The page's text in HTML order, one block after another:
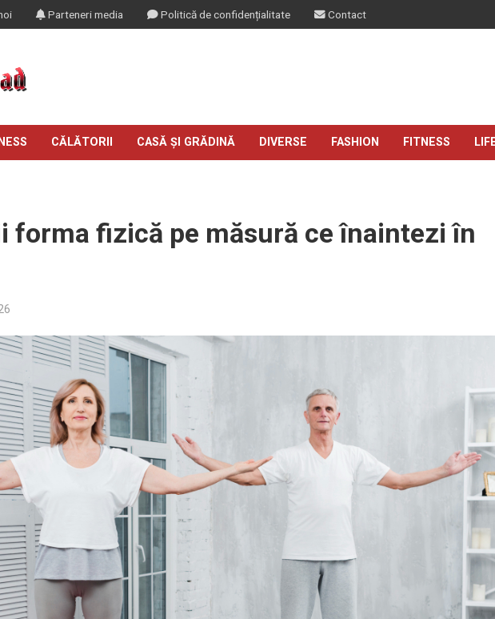
Parteneri media Politică de confidențialitate Contact
CĂLĂTORII CASĂ ȘI GRĂDINĂ DIVERSE FASHION FITNESS
forma fizică pe măsură ce înaintezi în